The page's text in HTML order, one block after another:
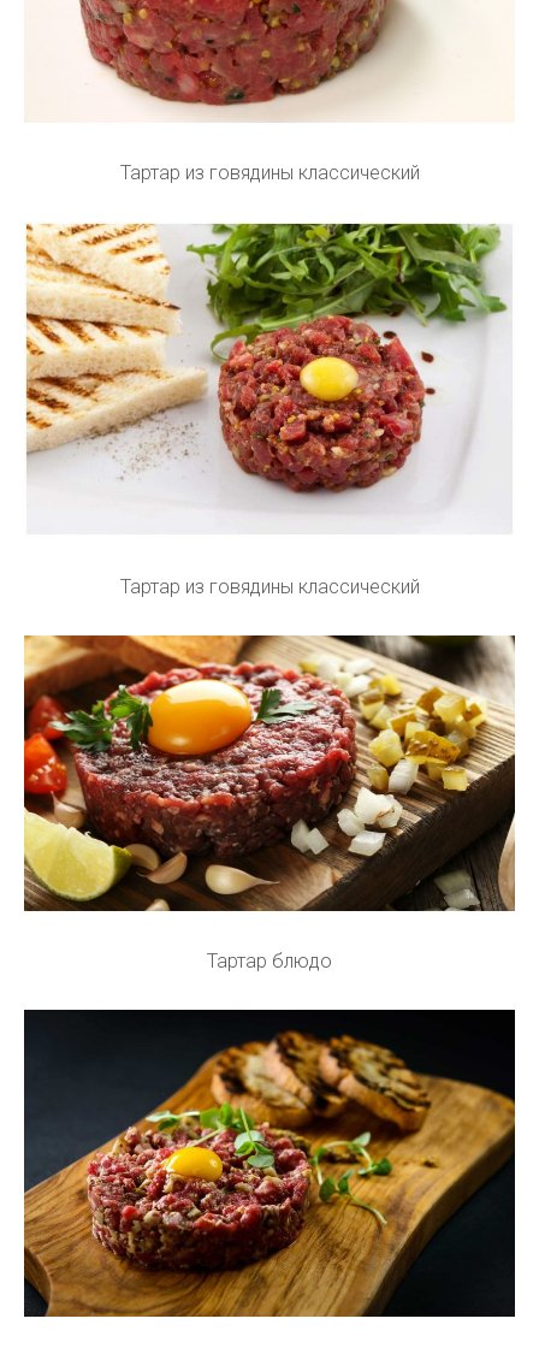
Тартар из говядины классический
Тартар из говядины классический
Тартар блюдо